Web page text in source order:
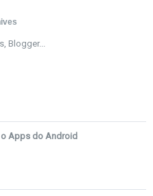
o Apps do Android